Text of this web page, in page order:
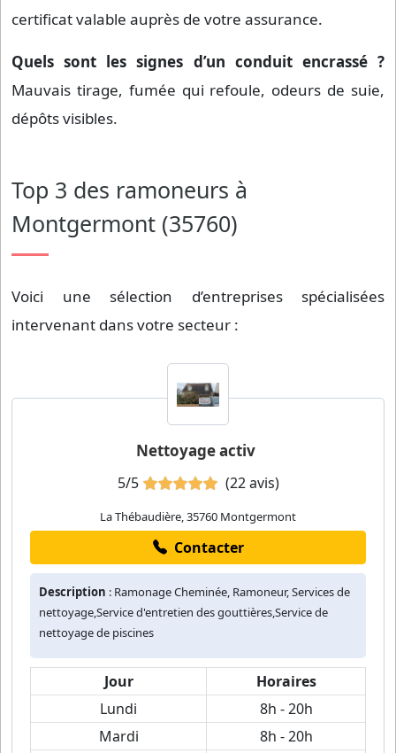
certificat valable auprès de votre assurance.
Quels sont les signes d’un conduit encrassé ?
Mauvais tirage, fumée qui refoule, odeurs de suie,
dépôts visibles.
Top 3 des ramoneurs à
Montgermont (35760)
Voici une sélection d’entreprises spécialisées
intervenant dans votre secteur :
Nettoyage activ
5/5 (22 avis)
La Thébaudière, 35760 Montgermont
Contacter
Description : Ramonage Cheminée, Ramoneur, Services de
nettoyage,Service d'entretien des gouttières,Service de
nettoyage de piscines
Jour
Horaires
Lundi
8h - 20h
Mardi
8h - 20h